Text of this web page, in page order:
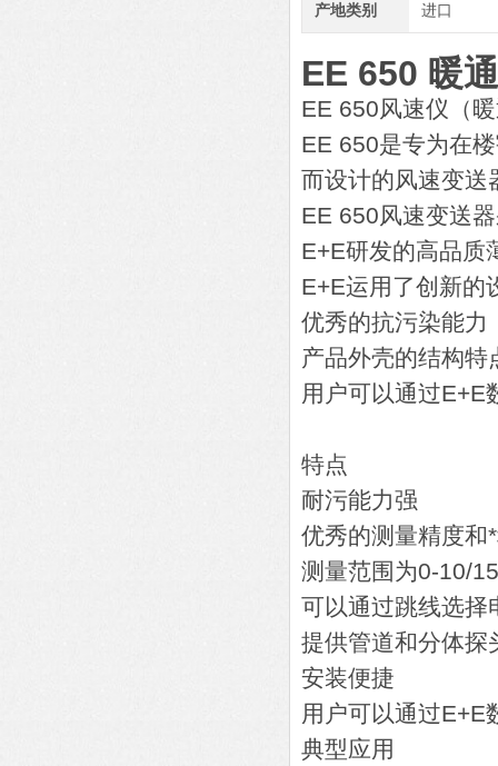
产地类别 进口
EE 650 暖
EE 650风速仪（
EE 650是专为在
而设计的风速变送
EE 650风速变送
E+E研发的高品质
E+E运用了创新的
优秀的抗污染能力
产品外壳的结构特
用户可以通过E+E
特点
耐污能力强
优秀的测量精度和
测量范围为0-10/
可以通过跳线选择
提供管道和分体探
安装便捷
用户可以通过E+E
典型应用